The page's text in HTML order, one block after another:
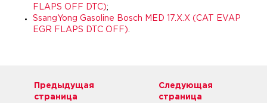
FLAPS OFF DTC);
SsangYong Gasoline Bosch MED 17.X.X (CAT EVAP
EGR FLAPS DTC OFF)
Предыдущая
страница
Следующая
страница